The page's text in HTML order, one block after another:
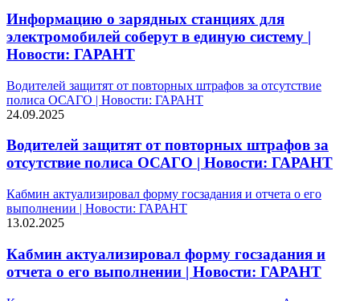
Информацию о зарядных станциях для
электромобилей соберут в единую систему |
Новости: ГАРАНТ
Водителей защитят от повторных штрафов за отсутствие
полиса ОСАГО | Новости: ГАРАНТ
24.09.2025
Водителей защитят от повторных штрафов за
отсутствие полиса ОСАГО | Новости: ГАРАНТ
Кабмин актуализировал форму госзадания и отчета о его
выполнении | Новости: ГАРАНТ
13.02.2025
Кабмин актуализировал форму госзадания и
отчета о его выполнении | Новости: ГАРАНТ